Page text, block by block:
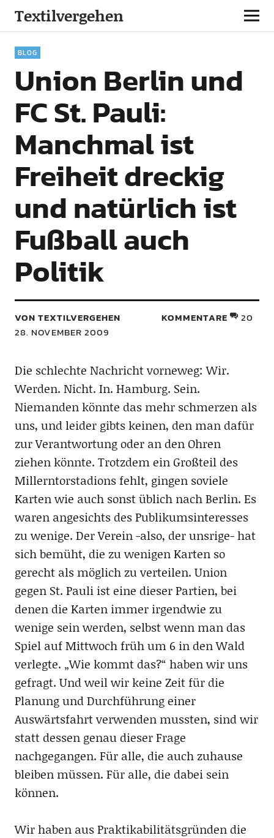
Textilvergehen
BLOG
Union Berlin und
FC St. Pauli:
Manchmal ist
Freiheit dreckig
und natürlich ist
Fußball auch
Politik
VON TEXTILVERGEHEN
28. NOVEMBER 2009
KOMMENTARE 20
Die schlechte Nachricht vorneweg: Wir.
Werden. Nicht. In. Hamburg. Sein.
Niemanden könnte das mehr schmerzen als
uns, und leider gibts keinen, den man dafür
zur Verantwortung oder an den Ohren
ziehen könnte. Trotzdem ein Großteil des
Millerntorstadions fehlt, gingen soviele
Karten wie auch sonst üblich nach Berlin. Es
waren angesichts des Publikumsinteresses
zu wenige. Der Verein -also, der unsrige- hat
sich bemüht, die zu wenigen Karten so
gerecht als möglich zu verteilen. Union
gegen St. Pauli ist eine dieser Partien, bei
denen die Karten immer irgendwie zu
wenige sein werden, selbst wenn man das
Spiel auf Mittwoch früh um 6 in den Wald
verlegte. „Wie kommt das?“ haben wir uns
gefragt. Und weil wir keine Zeit für die
Planung und Durchführung einer
Auswärtsfahrt verwenden mussten, sind wir
statt dessen genau dieser Frage
nachgegangen. Für alle, die auch zuhause
bleiben müssen. Für alle, die dabei sein
können.
Wir haben aus Praktikabilitätsgründen die